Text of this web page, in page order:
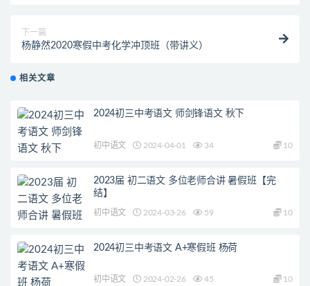
下一篇
杨静然2020寒假中考化学冲顶班（带讲义）
相关文章
2024初三中考语文 师剑锋语文 秋下
初中语文 2024-04-01 34 10
2023届 初二语文 多位老师合讲 暑假班【完
结】
初中语文 2024-03-26 59 10
2024初三中考语文 A+寒假班 杨荷
初中语文 2024-02-26 45 10